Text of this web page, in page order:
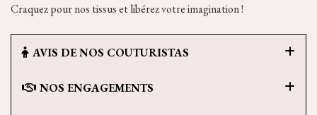
Craquez pour nos tissus et libérez votre imagination !
AVIS DE NOS COUTURISTAS
NOS ENGAGEMENTS